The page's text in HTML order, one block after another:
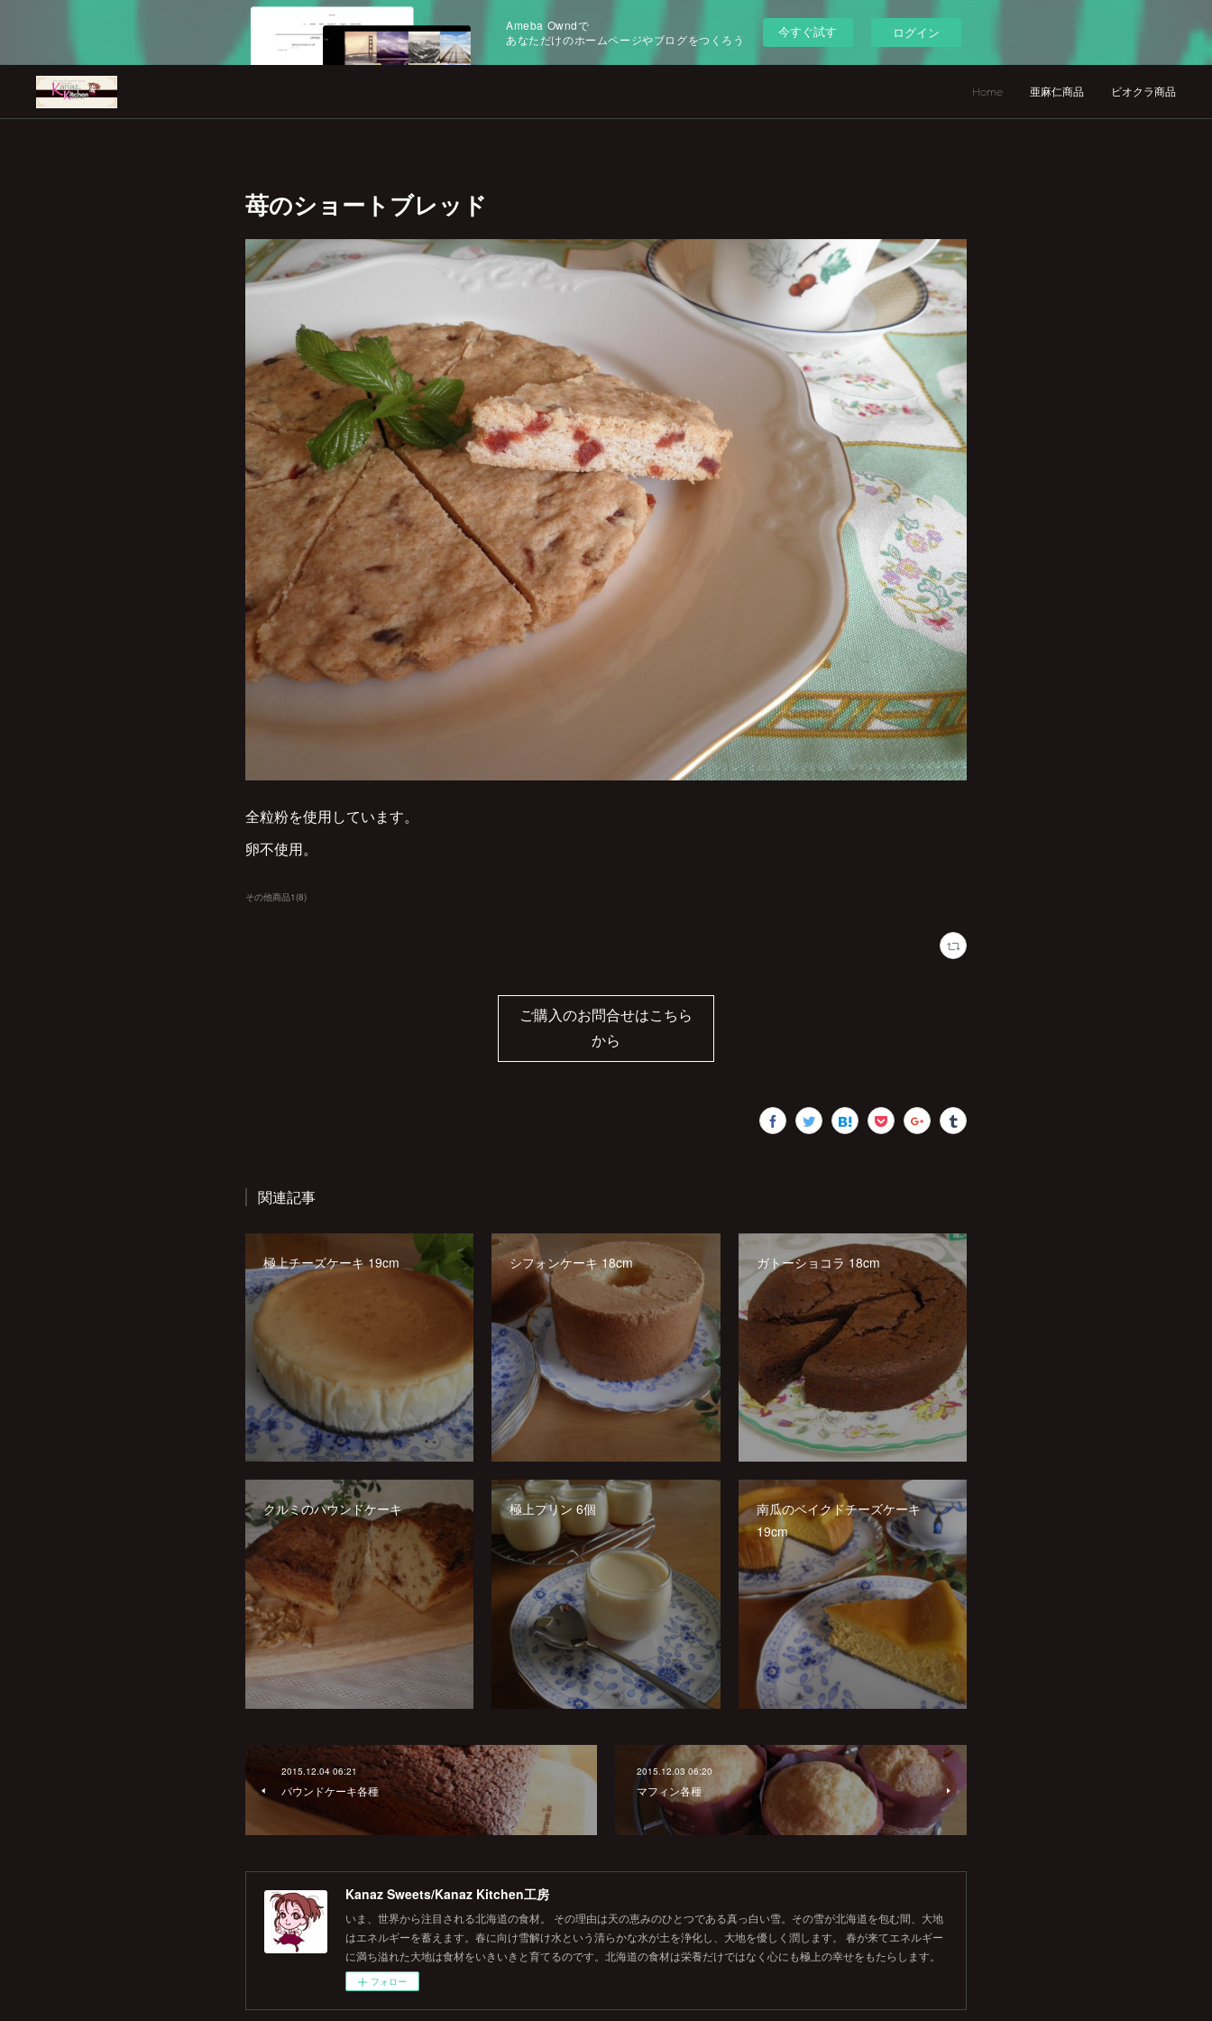
Ameba Owndで
あなただけのホームページやブログをつくろう
今すぐ試す ログイン
Home 亜麻仁商品 ビオクラ商品
苺のショートブレッド
全粒粉を使用しています。
卵不使用。
その他商品1 (8)
ご購入のお問合せはこちら
から
関連記事
極上チーズケーキ 19cm シフォンケーキ 18cm ガトーショコラ 18cm
クルミのパウンドケーキ 極上プリン 6個
南瓜のベイクドチーズケーキ
19cm
2015.12.04 06:21
パウンドケーキ各種
2015.12.03 06:20
マフィン各種
Kanaz Sweets/Kanaz Kitchen工房
いま、世界から注目される北海道の食材。 その理由は天の恵みのひとつである真っ白い雪。その雪が北海道を包む間、大地
はエネルギーを蓄えます。春に向け雪解け水という清らかな水が土を浄化し、大地を優しく潤します。 春が来てエネルギー
に満ち溢れた大地は食材をいきいきと育てるのです。北海道の食材は栄養だけではなく心にも極上の幸せをもたらします。
フォロー